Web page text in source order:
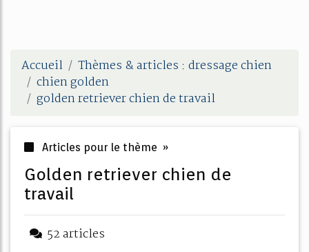
Accueil
Thèmes & articles : dressage chien
chien golden
golden retriever chien de travail
Articles pour le thème »
golden retriever chien de
travail
52 articles